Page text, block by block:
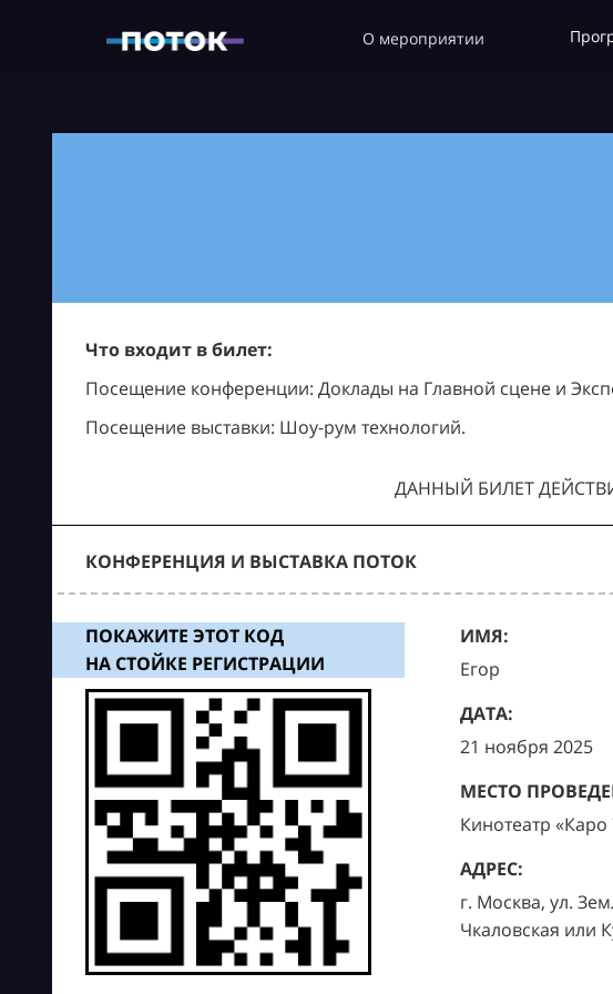
О мероприятии
Что входит в билет:
Посещение конференции: Доклады на Главной сцене и
Посещение выставки: Шоу-рум технологий.
ДАННЫЙ БИЛЕТ
КОНФЕРЕНЦИЯ И ВЫСТАВКА ПОТОК
ПОКАЖИТЕ ЭТОТ КОД
НА СТОЙКЕ РЕГИСТРАЦИИ
ИМЯ:
Егор
ДАТА:
21 ноября 2025
МЕСТО
Кинотеатр
АДРЕС:
г. Москва, ул.
Чкаловская или